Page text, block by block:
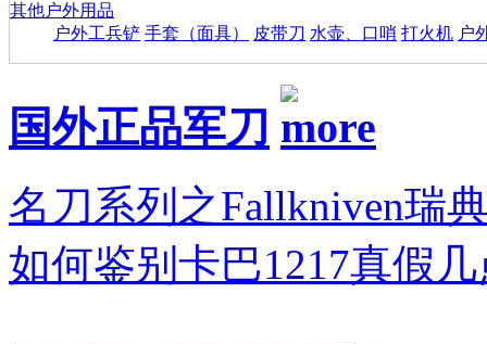
其他户外用品
户外工兵铲 手套（面具） 皮带刀 水壶、口哨 打火机 户
国外正品军刀
名刀系列之Fallkniven瑞
如何鉴别卡巴1217真假